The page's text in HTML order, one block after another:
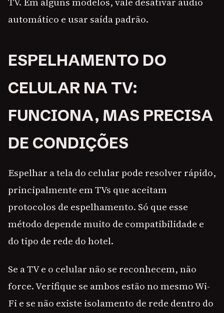
automático e usar saída padrão.
ESPELHAMENTO DO
CELULAR NA TV:
FUNCIONA, MAS PRECISA
DE CONDIÇÕES
Espelhar a tela do celular pode resolver rápido,
principalmente em TVs que aceitam
protocolos de espelhamento. Só que esse
método depende muito de compatibilidade e
do tipo de rede do hotel.
Se a TV e o celular não se reconhecem, não
force. Verifique se ambos estão no mesmo Wi-
Fi e se não existe isolamento de rede dentro do